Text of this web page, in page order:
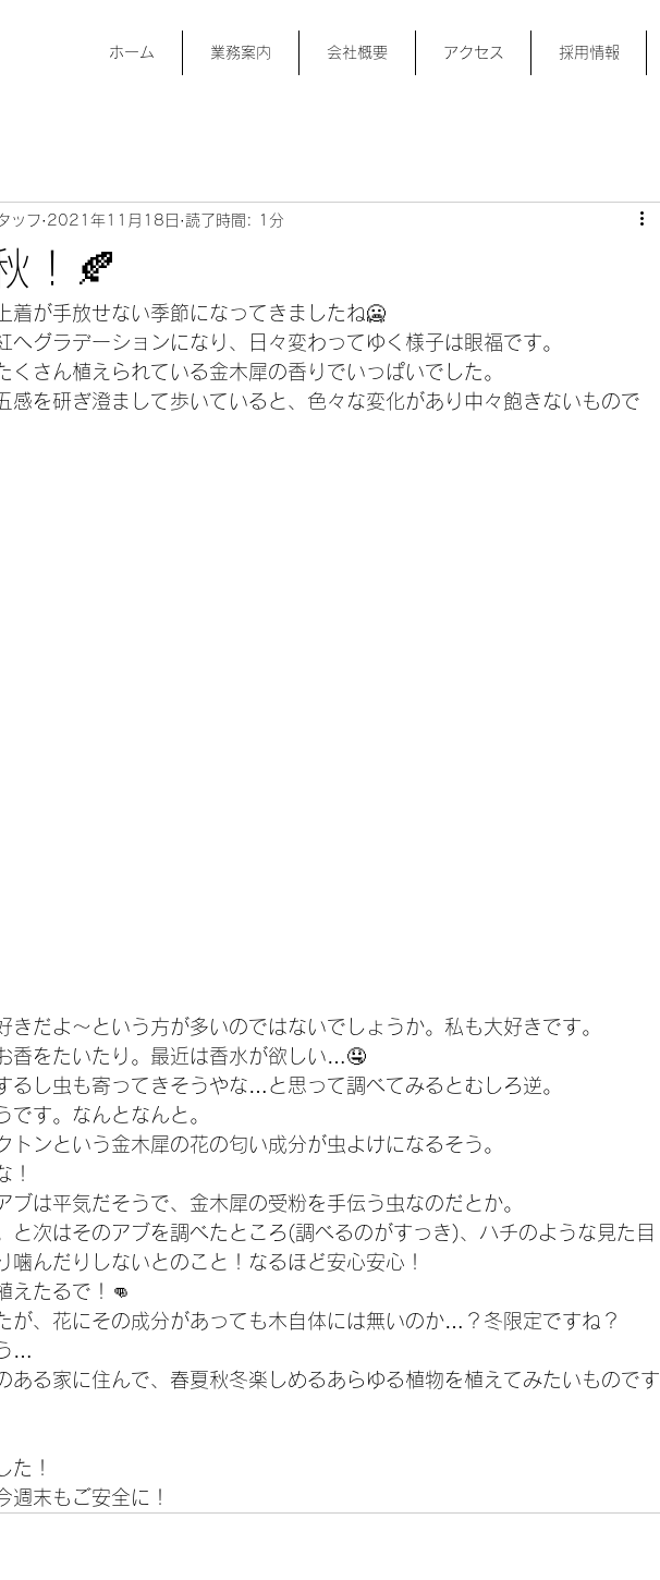
ホーム 業務案内 会社概要 アクセス 採用情報
！🍂
ッフ 2021年11月18日 読了時間: 1分
着が手放せない季節になってきましたね🥶
へグラデーションになり、日々変わってゆく様子は眼福です。
くさん植えられている金木犀の香りでいっぱいでした。
感を研ぎ澄まして歩いていると、色々な変化があり中々飽きないもので
きだよ～という方が多いのではないでしょうか。私も大好きです。
香をたいたり。最近は香水が欲しい…🤤
るし虫も寄ってきそうやな…と思って調べてみるとむしろ逆。
です。なんとなんと。
トンという金木犀の花の匂い成分が虫よけになるそう。
！
ブは平気だそうで、金木犀の受粉を手伝う虫なのだとか。
と次はそのアブを調べたところ(調べるのがすっき)、ハチのような見た目
噛んだりしないとのこと！なるほど安心安心！
えたるで！👊
が、花にその成分があっても木自体には無いのか…？冬限定ですね？
…
ある家に住んで、春夏秋冬楽しめるあらゆる植物を植えてみたいものです
た！
週末もご安全に！